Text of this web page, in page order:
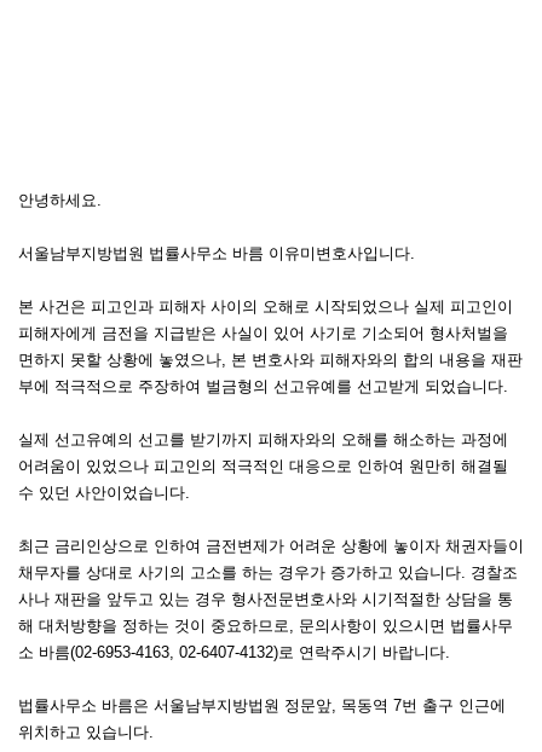
안녕하세요.
서울남부지방법원 법률사무소 바름 이유미변호사입니다.
본 사건은 피고인과 피해자 사이의 오해로 시작되었으나 실제 피고인이
피해자에게 금전을 지급받은 사실이 있어 사기로 기소되어 형사처벌을
면하지 못할 상황에 놓였으나, 본 변호사와 피해자와의 합의 내용을 재판
부에 적극적으로 주장하여 벌금형의 선고유예를 선고받게 되었습니다.
실제 선고유예의 선고를 받기까지 피해자와의 오해를 해소하는 과정에
어려움이 있었으나 피고인의 적극적인 대응으로 인하여 원만히 해결될
수 있던 사안이었습니다.
최근 금리인상으로 인하여 금전변제가 어려운 상황에 놓이자 채권자들이
채무자를 상대로 사기의 고소를 하는 경우가 증가하고 있습니다. 경찰조
사나 재판을 앞두고 있는 경우 형사전문변호사와 시기적절한 상담을 통
해 대처방향을 정하는 것이 중요하므로, 문의사항이 있으시면 법률사무
소 바름(02-6953-4163, 02-6407-4132)로 연락주시기 바랍니다.
법률사무소 바름은 서울남부지방법원 정문앞, 목동역 7번 출구 인근에
위치하고 있습니다.